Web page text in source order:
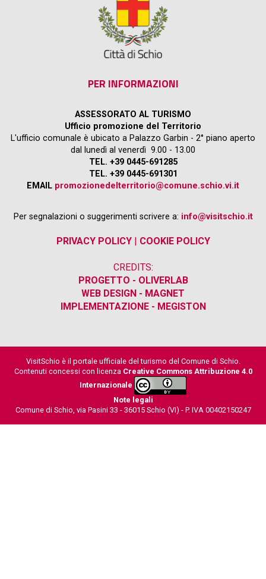
PER INFORMAZIONI
ASSESSORATO AL TURISMO
Ufficio promozione del Territorio
L'ufficio comunale è ubicato a Palazzo Garbin - 2° piano aperto
dal lunedì al venerdì 9.00 - 13.00
TEL. +39 0445-691285
TEL. +39 0445-691301
EMAIL promozionedelterritorio@comune.schio.vi.it
Per segnalazioni o suggerimenti scrivere a: info@visitschio.it
PRIVACY POLICY| COOKIE POLICY
CREDITS:
PROGETTO - OLIVERLAB
WEB DESIGN - MAGNET
IMPLEMENTAZIONE - MEGISTON
VisitSchio è il portale ufficiale del turismo del Comune di Schio.
Contenuti concessi con licenza Creative Commons Attribuzione 4.0
Internazionale
Note legali
Comune di Schio, via Pasini 33 - 36015 Schio (VI) - P. IVA 00402150247